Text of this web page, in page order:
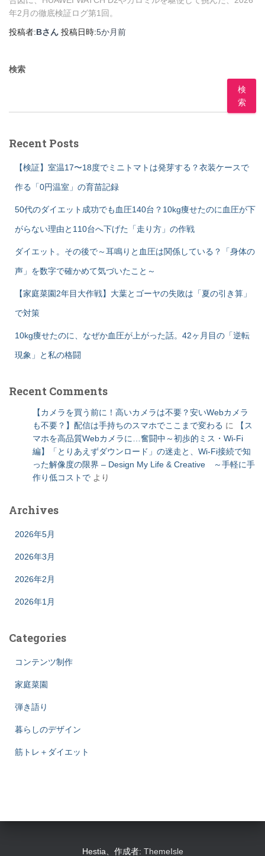
年2月の徹底検証ログ第1回。
投稿者:Bさん 投稿日時:5か月前
検索
検
索
Recent Posts
【検証】室温17〜18度でミニトマトは発芽する？衣装ケースで
作る「0円温室」の育苗記録
50代のダイエット成功でも血圧140台？10kg痩せたのに血圧が下
がらない理由と110台へ下げた「走り方」の作戦
ダイエット。その後で～耳鳴りと血圧は関係している？「身体の
声」を数字で確かめて気づいたこと～
【家庭菜園2年目大作戦】大葉とゴーヤの失敗は「夏の引き算」
で対策
10kg痩せたのに、なぜか血圧が上がった話。42ヶ月目の「逆転
現象」と私の格闘
Recent Comments
【カメラを買う前に！高いカメラは不要？安いWebカメラ
も不要？】配信は手持ちのスマホでここまで変わる に
【ス
マホを高品質Webカメラに…奮闘中～初歩的ミス・Wi-Fi
編】「とりあえずダウンロード」の迷走と、Wi-Fi接続で知
った解像度の限界 – Design My Life & Creative ～手軽に手
作り低コストで より
Archives
2026年5月
2026年3月
2026年2月
2026年1月
Categories
コンテンツ制作
家庭菜園
弾き語り
暮らしのデザイン
筋トレ＋ダイエット
Hestia、作成者: ThemeIsle